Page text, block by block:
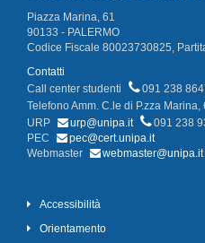
Piazza Marina, 61
90133 - PALERMO
Codice Fiscale 80023730825,
Contatti
Call center studenti
091 238
Telefono Amm. C.le di P.zza Marina,
URP
urp@unipa.it
091 238
PEC
pec@cert.unipa.it
Webmaster
webmaster@unipa.it
Accessibilità
Orientamento